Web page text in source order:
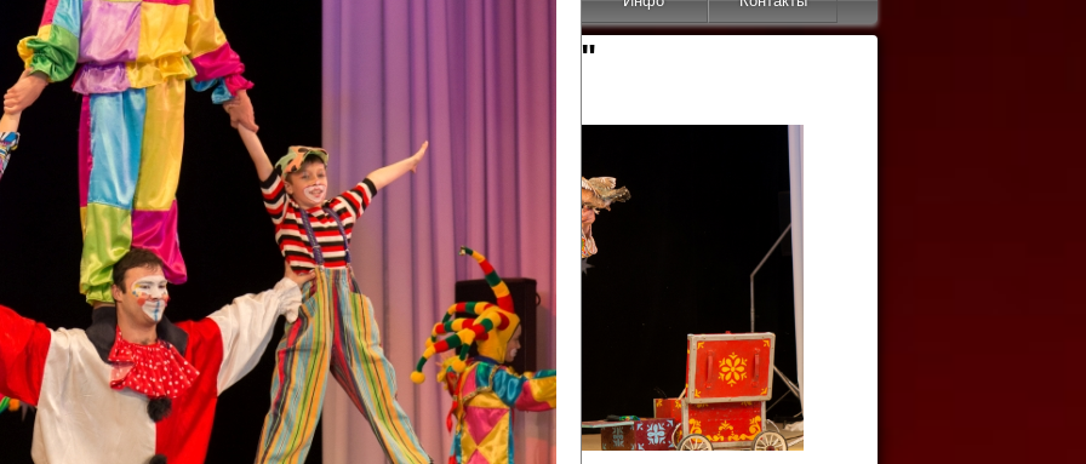
ГКЦ "ДВОРЕЦ РЕСПУБЛИКИ"
фестиваля
"Созвездие
цирка"
коллектив «Ровесник» Дом культуры с.
Рогожинер Светлана Георгиевна
коллектив «Шари-вари» МУ «Культурно-
г.Бендеры, руководители Отличные работники
Республики Алёна Александровна и